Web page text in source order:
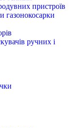
пристроїв
газонокосарки
ручних і